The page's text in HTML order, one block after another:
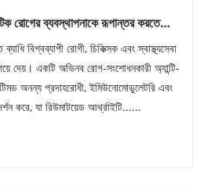
রোগের ব্যবস্থাপনাকে রূপান্তর করতে
বিশ্বব্যাপী রোগী, চিকিত্সক এবং স্বাস্থ্যসেবা
দেয়। একটি অভিনব রোগ-সংশোধনকারী অ্যান্টি-
অনন্য প্রদাহরোধী, ইমিউনোমোডুলেটরি এবং
করে, যা রিউমাটয়েড আর্থ্রাইটি......